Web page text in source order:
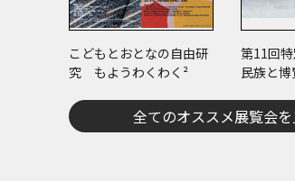
こどもとおとなの自由研
究 もようわくわく²
第11回
民族と
全てのオススメ展覧会を